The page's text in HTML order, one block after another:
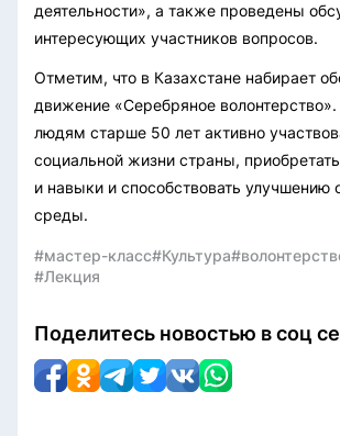
деятельности», а также проведены
интересующих участников вопросов.
Отметим, что в Казахстане набирает
движение «Серебряное
людям старше 50 лет активно
социальной жизни страны,
и навыки и способствовать
среды.
#мастер-класс#Культура
#Лекция
Поделитесь новостью в соц